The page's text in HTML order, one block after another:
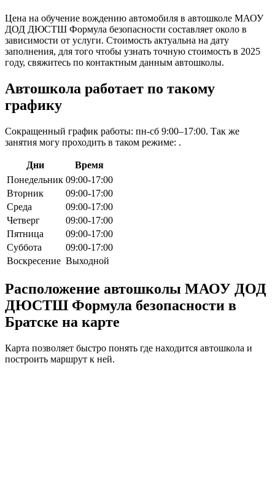
Цена на обучение вождению автомобиля в автошколе МАОУ
ДОД ДЮСТШ Формула безопасности составляет около в
зависимости от услуги. Стоимость актуальна на дату
заполнения, для того чтобы узнать точную стоимость в 2025
году, свяжитесь по контактным данным автошколы.
Автошкола работает по такому
графику
Сокращенный график работы: пн-сб 9:00–17:00. Так же
занятия могу проходить в таком режиме: .
Дни
Время
Понедельник 09:00-17:00
Вторник
09:00-17:00
Среда
09:00-17:00
Четверг
09:00-17:00
Пятница
09:00-17:00
Суббота
09:00-17:00
Воскресение Выходной
Расположение автошколы МАОУ ДОД
ДЮСТШ Формула безопасности в
Братске на карте
Карта позволяет быстро понять где находится автошкола и
построить маршрут к ней.